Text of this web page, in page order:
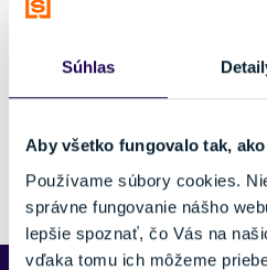
Súhlas
Aby všetko fungovalo tak, ako
Používame súbory cookies.
správne fungovanie nášho
lepšie spoznať, čo Vás na
vďaka tomu ich môžeme
Najobľúbenejšie
Pozreli ste si 0 z